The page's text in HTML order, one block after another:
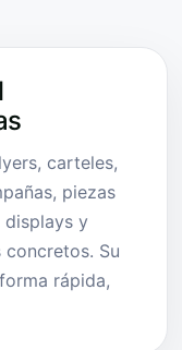
carteles,
piezas
displays y
Su
rápida,